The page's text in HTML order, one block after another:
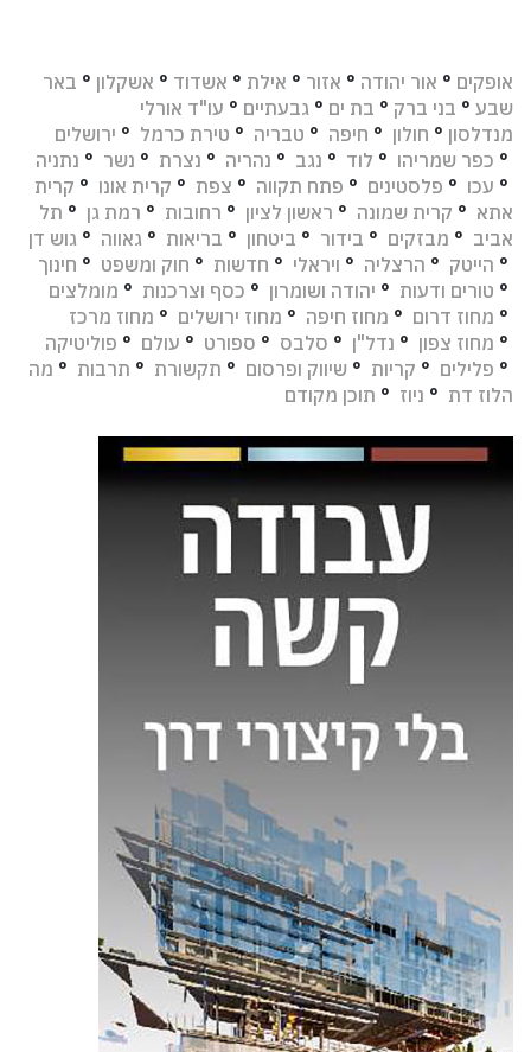
אופקים ° אור יהודה ° אזור ° אילת ° אשדוד ° אשקלון ° באר
שבע ° בני ברק ° בת ים ° גבעתיים ° עו"ד אורלי
מנדלסון ° חולון ° חיפה ° טבריה ° טירת כרמל ° ירושלים
° כפר שמריהו ° לוד ° נגב ° נהריה ° נצרת ° נשר ° נתניה
° עכו ° פלסטינים ° פתח תקווה ° צפת ° קרית אונו ° קרית
אתא ° קרית שמונה ° ראשון לציון ° רחובות ° רמת גן ° תל
אביב ° מבזקים ° בידור ° ביטחון ° בריאות ° גאווה ° גוש דן
° הייטק ° הרצליה ° ויראלי ° חדשות ° חוק ומשפט ° חינוך
° טורים ודעות ° יהודה ושומרון ° כסף וצרכנות ° מומלצים
° מחוז דרום ° מחוז חיפה ° מחוז ירושלים ° מחוז מרכז
° מחוז צפון ° נדל"ן ° סלבס ° ספורט ° עולם ° פוליטיקה
° פלילים ° קריות ° שיווק ופרסום ° תקשורת ° תרבות ° מה
הלוז דת ° ניוז ° תוכן מקודם